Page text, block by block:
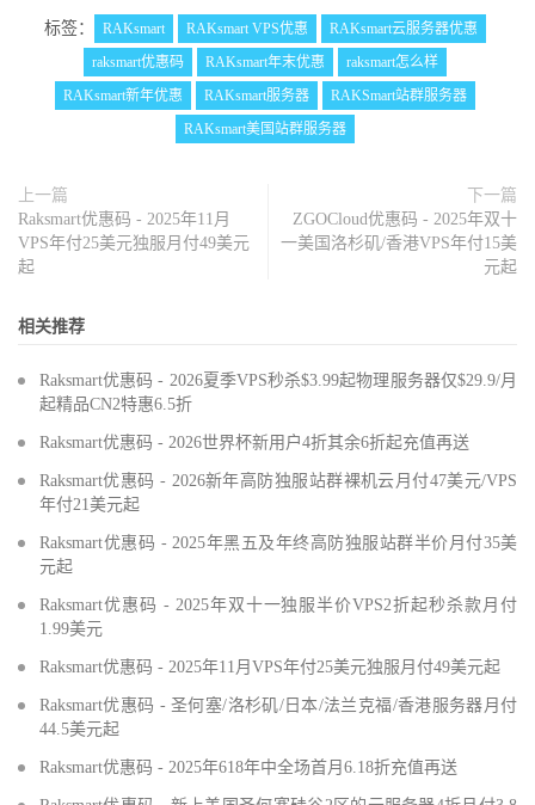
标签： RAKsmart RAKsmart VPS优惠
RAKsmart云服务器优惠
raksmart优惠码
RAKsmart年末优惠
raksmart怎么样
RAKsmart新年优惠
RAKsmart服务器
RAKSmart站群服务器
RAKsmart美国站群服务器
上一篇
Raksmart优惠码 - 2025年11月
VPS年付25美元独服月付49美元
起
下一篇
ZGOCloud优惠码 - 2025年双十
一美国洛杉矶/香港VPS年付15美
元起
相关推荐
Raksmart优惠码 - 2026夏季VPS秒杀$3.99起物理服务器仅$29.9/月
起精品CN2特惠6.5折
Raksmart优惠码 - 2026世界杯新用户4折其余6折起充值再送
Raksmart优惠码 - 2026新年高防独服站群裸机云月付47美元/VPS
年付21美元起
Raksmart优惠码 - 2025年黑五及年终高防独服站群半价月付35美
元起
Raksmart优惠码 - 2025年双十一独服半价VPS2折起秒杀款月付
1.99美元
Raksmart优惠码 - 2025年11月VPS年付25美元独服月付49美元起
Raksmart优惠码 - 圣何塞/洛杉矶/日本/法兰克福/香港服务器月付
44.5美元起
Raksmart优惠码 - 2025年618年中全场首月6.18折充值再送